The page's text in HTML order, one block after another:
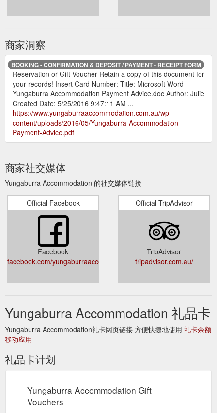
商家洞察
BOOKING - CONFIRMATION & DEPOSIT / PAYMENT - RECEIPT FORM
Reservation or Gift Voucher Retain a copy of this document for
your records! Insert Card Number: Title: Microsoft Word -
Yungaburra Accommodation Payment Advice.doc Author: Julie
Created Date: 5/25/2016 9:47:11 AM ...
https://www.yungaburraaccommodation.com.au/wp-
content/uploads/2016/05/Yungaburra-Accommodation-
Payment-Advice.pdf
商家社交媒体
Yungaburra Accommodation 的社交媒体链接
Official Facebook
Facebook
facebook.com/yungaburraaccommodation/
Official TripAdvisor
TripAdvisor
tripadvisor.com.au/
Yungaburra Accommodation 礼品卡
Yungaburra Accommodation礼卡网页链接 方便快捷地使用 礼卡余额
移动应用
礼品卡计划
Yungaburra Accommodation Gift
Vouchers